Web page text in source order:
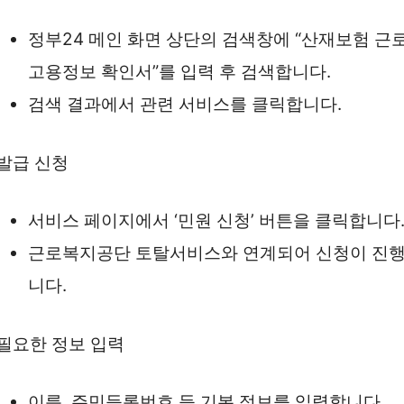
정부24 메인 화면 상단의 검색창에 “산재보험 근
고용정보 확인서”를 입력 후 검색합니다.
검색 결과에서 관련 서비스를 클릭합니다.
급 신청
서비스 페이지에서 ‘민원 신청’ 버튼을 클릭합니다.
근로복지공단 토탈서비스와 연계되어 신청이 진
니다.
요한 정보 입력